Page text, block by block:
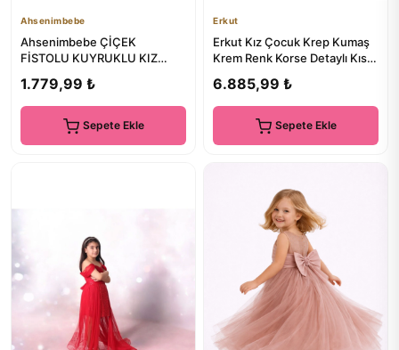
Ahsenimbebe
Ahsenimbebe ÇİÇEK
FİSTOLU KUYRUKLU KIZ
YAŞ
1.779,99 ₺
Sepete Ekle
Erkut
Erkut Kız Çocuk Krep Kumaş
Krem Renk Korse Detaylı Kısa
6.885,99 ₺
Sepete Ekle